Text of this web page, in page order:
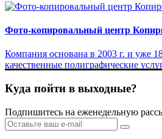
Фото-копировальный центр
Компания основана в 2003 г. и уже
качественные полиграфические
Куда пойти в выходные?
Подпишитесь на еженедельную